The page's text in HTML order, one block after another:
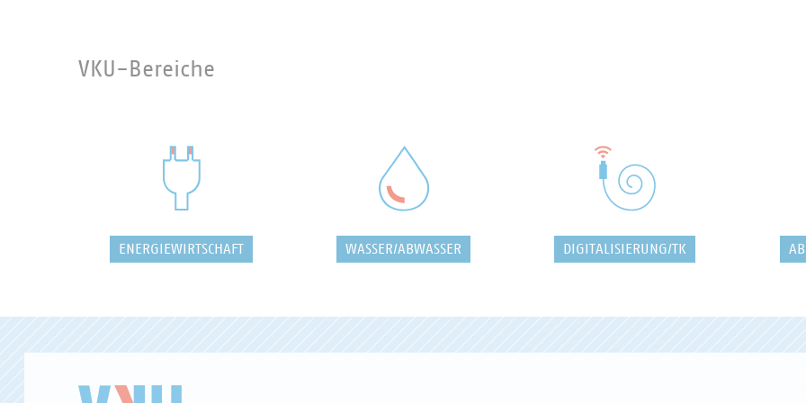
VKU-Bereiche
ENERGIEWIRTSCHAFT WASSER/ABWASSER DIGITALISIERUNG/TK